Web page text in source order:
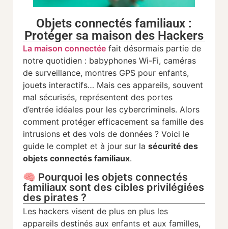
Objets connectés familiaux :
Protéger sa maison des Hackers
La maison connectée fait désormais partie de
notre quotidien : babyphones Wi-Fi, caméras
de surveillance, montres GPS pour enfants,
jouets interactifs… Mais ces appareils, souvent
mal sécurisés, représentent des portes
d’entrée idéales pour les cybercriminels. Alors
comment protéger efficacement sa famille des
intrusions et des vols de données ? Voici le
guide le complet et à jour sur la sécurité des
objets connectés familiaux.
🧠 Pourquoi les objets connectés
familiaux sont des cibles privilégiées
des pirates ?
Les hackers visent de plus en plus les
appareils destinés aux enfants et aux familles,